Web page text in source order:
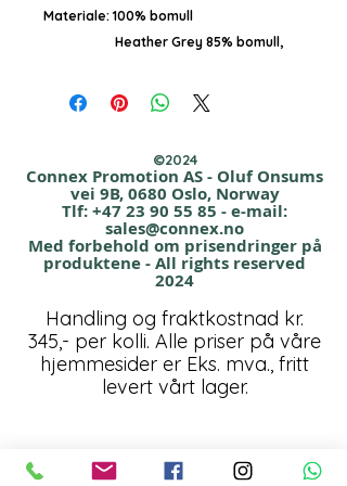
Materiale: 100% bomull
Heather Grey 85% bomull,
Kvalitet: 125 gr/m²
Beskrivelse:
Moderne, tynn, løstsittende dame-T-
med svakt svingt nedre del og litt
lengere bak.
Farger:
Hvit, Heather grey melange, Natural
melange,
Priseksempel: Pr. Stk. v/ 100 Stk.
©2024
Connex Promotion AS - Oluf Onsums
vei 9B, 0680 Oslo, Norway
Tlf:+47 23 90 55 85 - e-mail:
sales@connex.no
Med forbehold om prisendringer på
produktene - All rights reserved
2024
Handling og fraktkostnad kr.
345,- per kolli. Alle priser på våre
hjemmesider er Eks. mva., fritt
levert vårt lager.